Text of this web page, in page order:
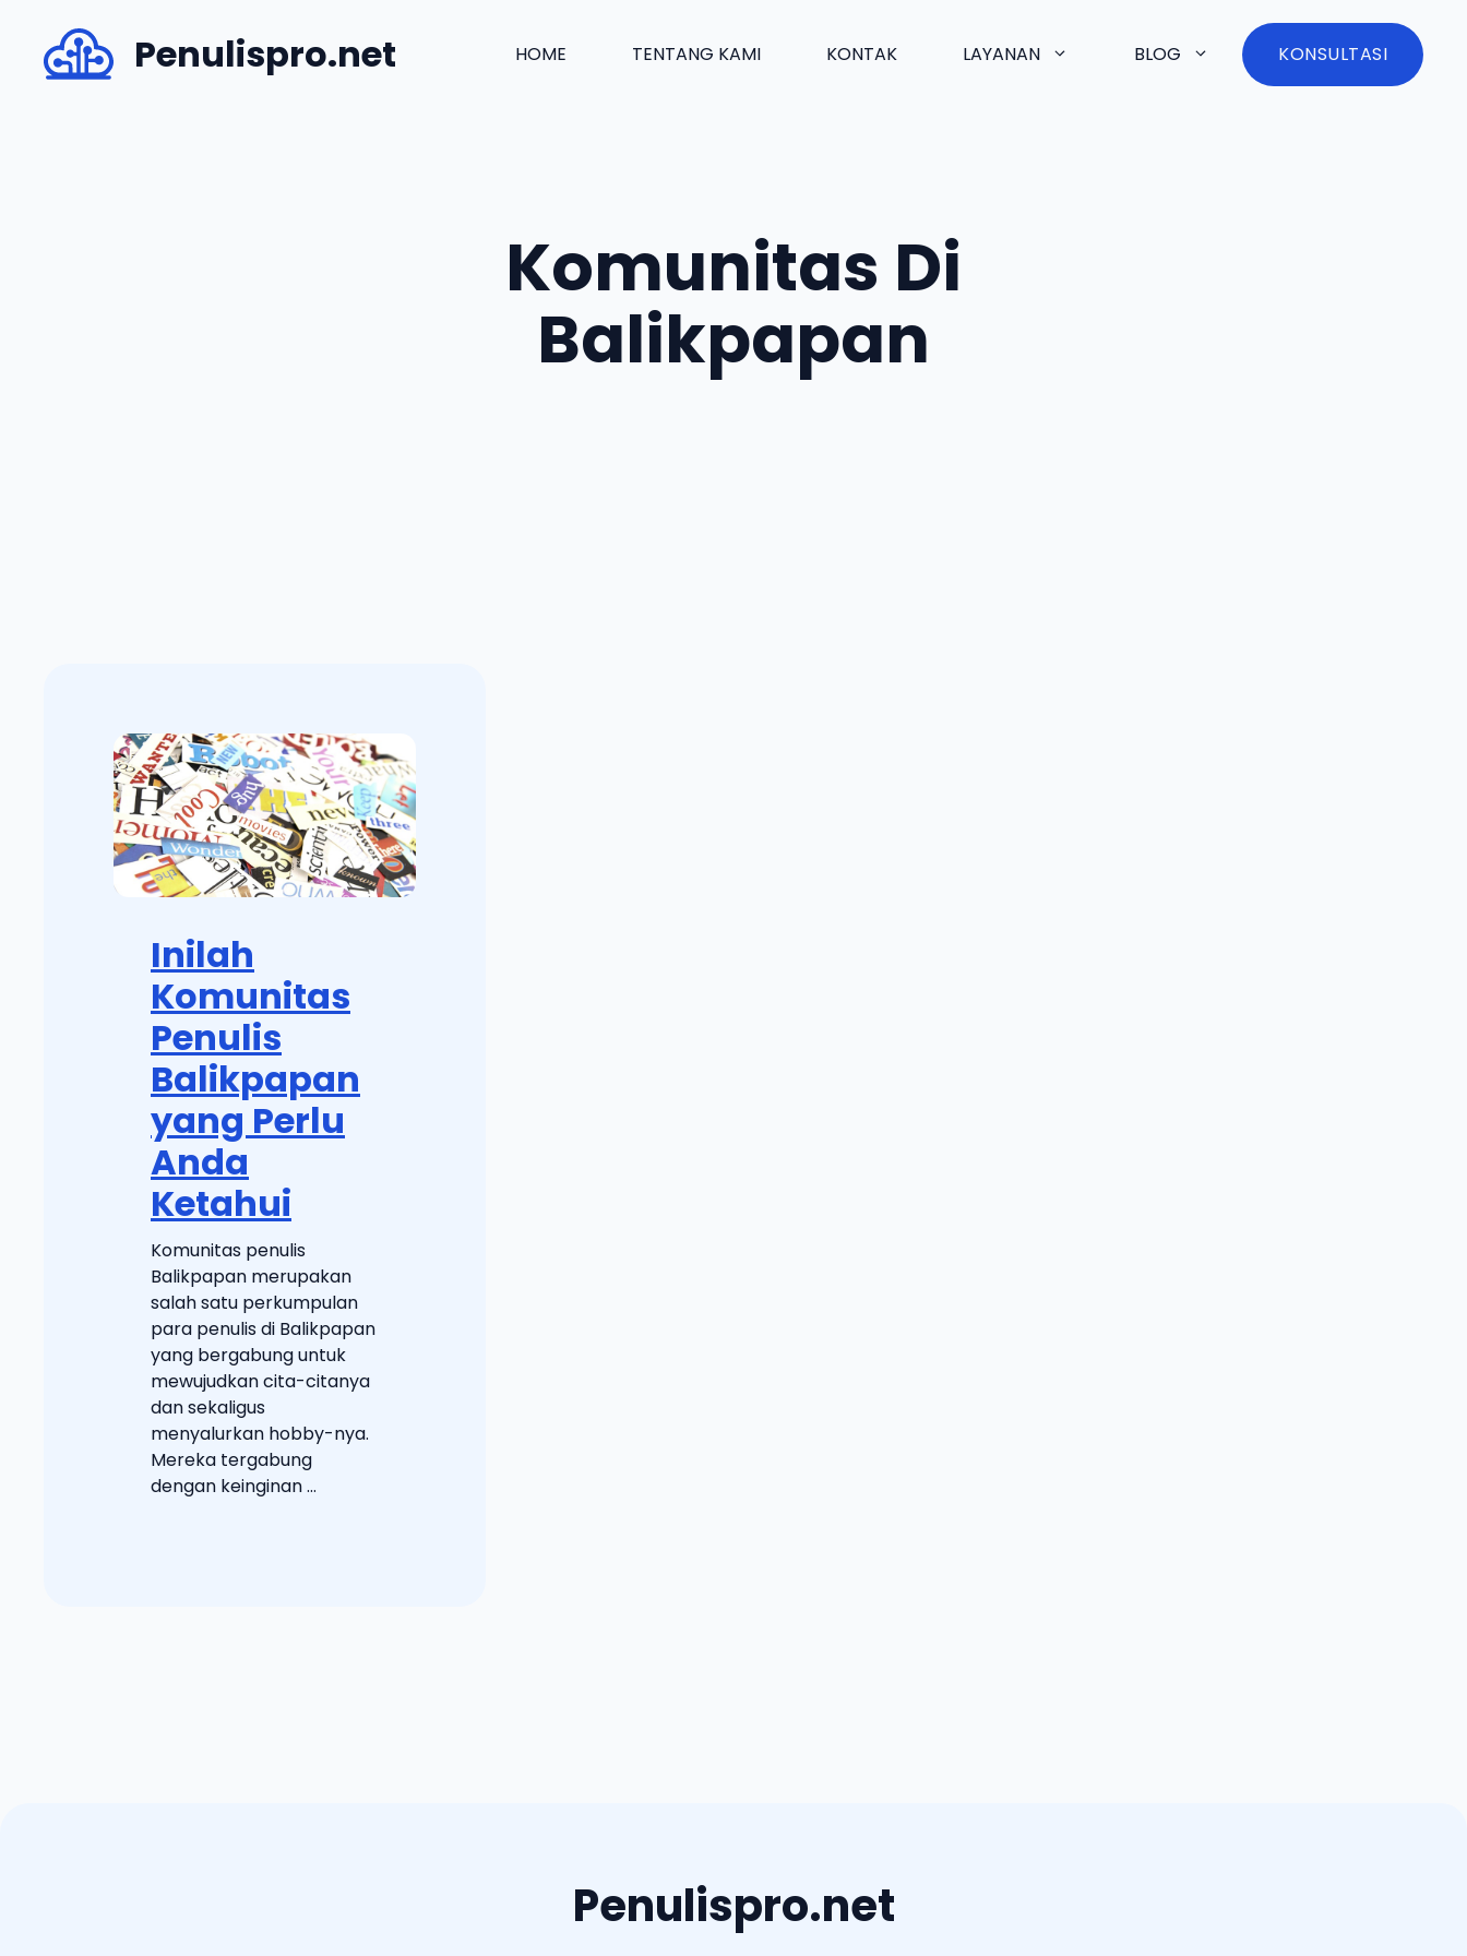
content
Penulispro.net HOME TENTANG KAMI KONTAK LAYANAN BLOG KONSULTASI
Komunitas Di
Balikpapan
Inilah
Komunitas
Penulis
Balikpapan
yang Perlu
Anda
Ketahui
Komunitas penulis
Balikpapan merupakan
salah satu perkumpulan
para penulis di Balikpapan
yang bergabung untuk
mewujudkan cita-citanya
dan sekaligus
menyalurkan hobby-nya.
Mereka tergabung
dengan keinginan ...
Penulispro.net